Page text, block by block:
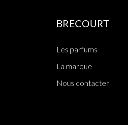
BRECOURT
Les parfums
La marque
Nous contacter